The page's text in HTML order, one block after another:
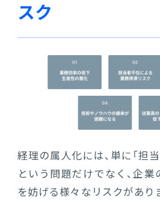
スク
経理の属人化には、単に「担
という問題だけでなく、企
を妨げる様々なリスクがあり